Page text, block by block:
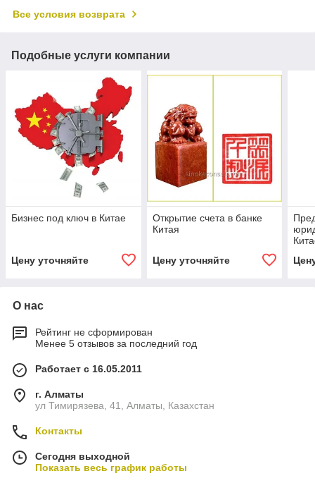
Все условия возврата
Подобные услуги компании
Бизнес под ключ в Китае
Цену уточняйте
Открытие счета в банке
Китая
Цену уточняйте
О нас
Рейтинг не сформирован
Менее 5 отзывов за последний год
Работает с 16.05.2011
г. Алматы
ул Тимирязева, 41, Алматы, Казахстан
Контакты
Сегодня выходной
Показать весь график работы